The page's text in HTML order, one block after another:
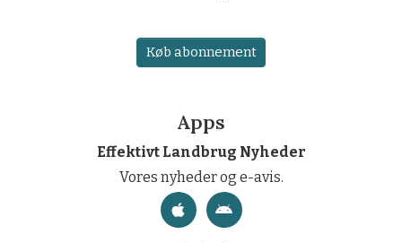
Køb abonnement
Apps
Effektivt Landbrug Nyheder
Vores nyheder og e-avis.